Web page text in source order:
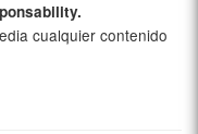
cualquier contenido